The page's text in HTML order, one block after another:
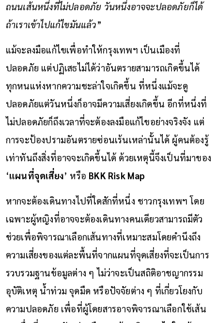
ถนนเส้นหนึ่งที่ไม่ปลอดภัย วันหนึ่งอาจจะปลอดภัยก็ได้
ถ้าเราเข้าไปแก้ไขมันแล้ว”
แม้จะลงมือแก้ไขเพื่อทำให้กรุงเทพฯ เป็นเมืองที่
ปลอดภัย แต่ปฏิเสธไม่ได้ว่าอันตรายสามารถเกิดขึ้นได้
ทุกหนแห่งหากความชะล่าใจเกิดขึ้น ที่หนึ่งแม้จะดู
ปลอดภัยแต่วันหนึ่งก็อาจมีความเสี่ยงเกิดขึ้น อีกที่หนึ่งที่
ไม่ปลอดภัยก็ถึงเวลาที่จะต้องลงมือแก้ไขอย่างจริงจัง แต่
การจะป้องปรามอันตรายซ่อนเร้นเหล่านั้นได้ ผู้คนต้องรู้
เท่าทันถึงสิ่งที่อาจจะเกิดขึ้นได้ ด้วยเหตุนี้จึงเป็นที่มาของ
‘แผนที่จุดเสี่ยง’ หรือ BKK Risk Map
หากจะต้องเดินทางไปที่ใดสักที่หนึ่ง ชาวกรุงเทพฯ โดย
เฉพาะผู้หญิงที่อาจจะต้องเดินทางคนเดียวสามารถมีตัว
ช่วยเพื่อพิจารณาเลือกเส้นทางที่เหมาะสมโดยคำนึงถึง
ความเสี่ยงของแต่ละพื้นที่จากแผนที่จุดเสี่ยงที่จะเป็นการ
รวบรวมฐานข้อมูลต่าง ๆ ไม่ว่าจะเป็นสถิติอาชญากรรม
อุบัติเหตุ น้ำท่วม จุดมืด หรือปัจจัยต่าง ๆ ที่เกี่ยวโยงกับ
ความปลอดภัย เพื่อที่ผู้โดยสารอาจพิจารณาเลือกใช้เส้น